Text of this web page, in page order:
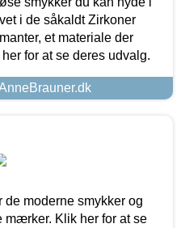
i de såkaldt Zirkoner
et materiale der
for at se deres udvalg.
moderne smykker og
Klik her for at se